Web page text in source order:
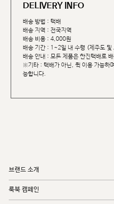
DELIVERY INFO
배송 방법 : 택배
배송 지역 : 전국지역
배송 비용 : 4,000원
배송 기간 : 1~2일 내 수령 (제주도 및
배송 안내 : 모든 제품은 한진택배로
※기타 : 택배가 아닌, 퀵 이용 가능하
능합니다.
브랜드 소개
룩북 캠페인